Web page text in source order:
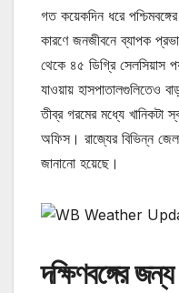
গত কয়েকদিন ধরে
কারণে জনজীবনে ব্যাপক
থেকে ৪৫ ডিগ্রি সেলসিয়াস
যাওয়ায় হাসপাতালগুলিতেও
তীব্র গরমের মধ্যে খানিকটা
অফিস। রাজ্যের বিভিন্ন
জানানো হয়েছে।
দক্ষিণবঙ্গের